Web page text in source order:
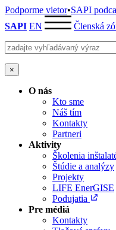
Podporme vietor•SAPI
SAPI EN Členská
×
O nás
Kto sme
Náš tím
Kontakty
Partneri
Aktivity
Školenia
Štúdie a analýzy
Projekty
LIFE EnerGISE
Podujatia
Pre médiá
Kontakty